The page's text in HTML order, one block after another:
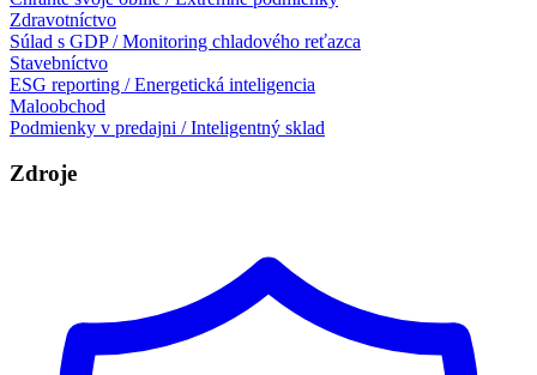
Zdravotníctvo
Súlad s GDP / Monitoring chladového reťazca
Stavebníctvo
ESG reporting / Energetická inteligencia
Maloobchod
Podmienky v predajni / Inteligentný sklad
Zdroje